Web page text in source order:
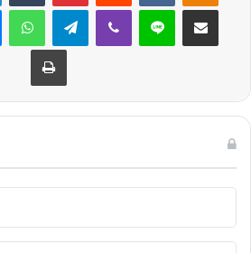
MessengerWhatsAppTelegramViber Line E-Posta ile
Yazdır